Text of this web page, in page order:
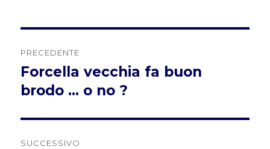
articoli
PRECEDENTE
Articolo
precedente:
Forcella vecchia fa buon
brodo … o no ?
SUCCESSIVO